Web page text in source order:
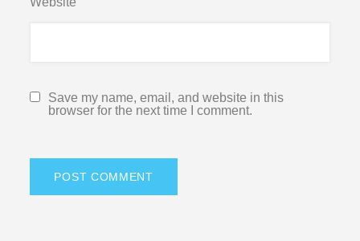
Save my name, email, and website in this
browser for the next time I comment.